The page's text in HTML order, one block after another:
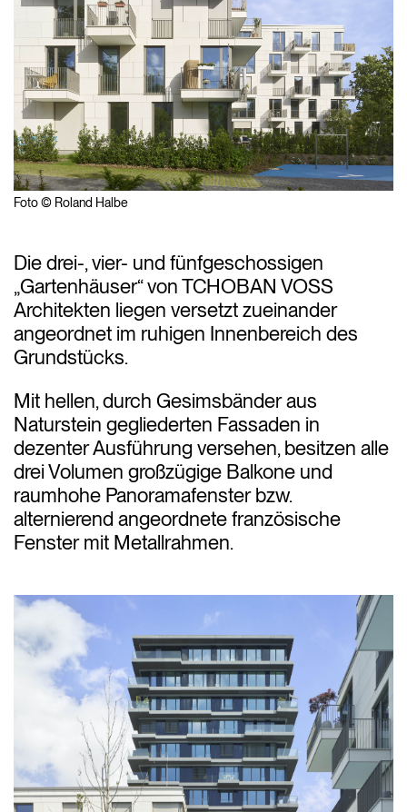
Foto © Roland Halbe
Die drei-, vier- und fünfgeschossigen
„Gartenhäuser“ von TCHOBAN VOSS
Architekten liegen versetzt zueinander
angeordnet im ruhigen Innenbereich des
Grundstücks.
Mit hellen, durch Gesimsbänder aus
Naturstein gegliederten Fassaden in
dezenter Ausführung versehen, besitzen alle
drei Volumen großzügige Balkone und
raumhohe Panoramafenster bzw.
alternierend angeordnete französische
Fenster mit Metallrahmen.